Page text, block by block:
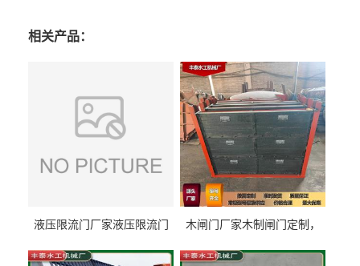
相关产品：
液压限流门厂家液压限流门
木闸门厂家木制闸门定制，